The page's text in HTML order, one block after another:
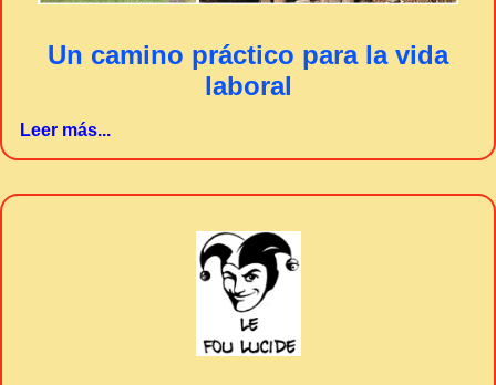
Un camino práctico para la vida
laboral
Leer más...